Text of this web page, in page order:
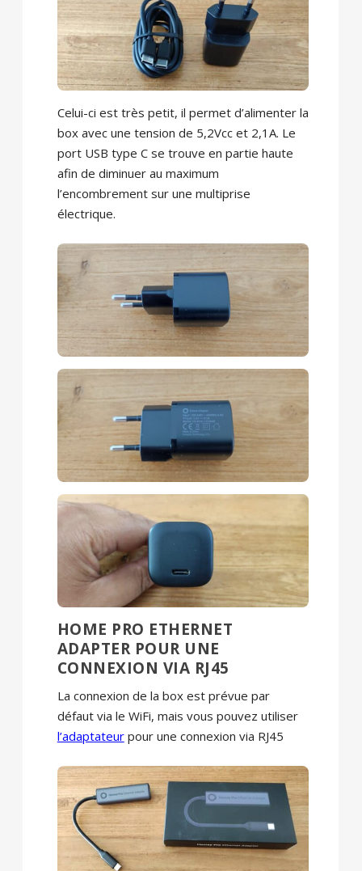
Celui-ci est très petit, il permet d’alimenter la
box avec une tension de 5,2Vcc et 2,1A. Le
port USB type C se trouve en partie haute
afin de diminuer au maximum
l’encombrement sur une multiprise
électrique.
HOME PRO ETHERNET
ADAPTER POUR UNE
CONNEXION VIA RJ45
La connexion de la box est prévue par
défaut via le WiFi, mais vous pouvez utiliser
l’adaptateurpour une connexion via RJ45